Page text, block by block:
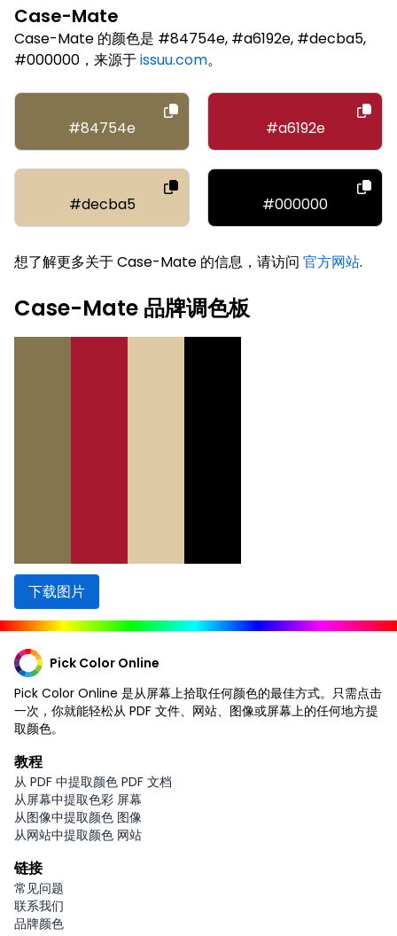
Case-Mate
Case-Mate 的颜色是 #84754e, #a6192e, #decba5,
#000000，来源于issuu.com。
#84754e #a6192e
#decba5 #000000
想了解更多关于 Case-Mate 的信息，请访问 官方网站.
Case-Mate 品牌调色板
下载图片
Pick Color Online
Pick Color Online 是从屏幕上拾取任何颜色的最佳方式。只需点击
一次，你就能轻松从 PDF 文件、网站、图像或屏幕上的任何地方提
取颜色。
教程
从 PDF 中提取颜色 PDF 文档
从屏幕中提取色彩 屏幕
从图像中提取颜色 图像
从网站中提取颜色 网站
链接
常见问题
联系我们
品牌颜色